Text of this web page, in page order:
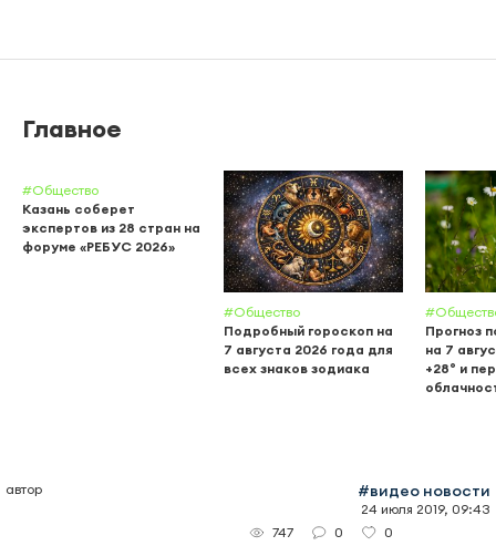
Главное
#Общество
Казань соберет
экспертов из 28 стран на
форуме «РЕБУС 2026»
#Общество
Подробный гороскоп на
7 августа 2026 года для
всех знаков зодиака
Прогноз
на 7
+28° и
автор #видео новости
24 июля 2019, 09:43
747
0 0